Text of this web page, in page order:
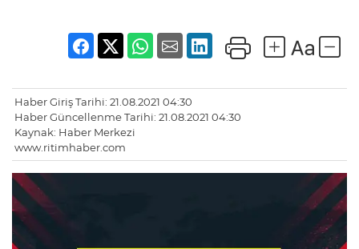
Haber Giriş Tarihi: 21.08.2021 04:30
Haber Güncellenme Tarihi: 21.08.2021 04:30
Kaynak: Haber Merkezi
www.ritimhaber.com